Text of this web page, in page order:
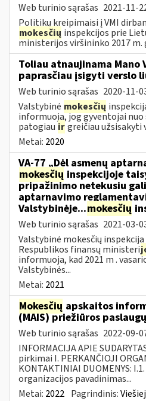
Web turinio sąrašas 2021-11-
Politikų kreipimaisi į VMI
mokesčių inspekcijos prie
ministerijos viršininko 2017 m.
Toliau atnaujinama Mano
paprasčiau įsigyti verslo
Web turinio sąrašas 2020-11-
Valstybinė mokesčių
informuoja, jog gyventojai
patogiau irgreičiau užsisakyti
Metai: 2020
VA-77 „Dėl asmenų
mokesčių inspekcijoje
pripažinimo netekusiu
aptarnavimo
Valstybinėje...mokesčių
Web turinio sąrašas 2021-03-
Valstybinė mokesčių
Respublikos finansų ministeri
informuoja, kad 2021 m .
Valstybinės...
Metai: 2021
Mokesčių apskaitos
(MAIS) priežiūros
Web turinio sąrašas 2022-09-
INFORMACIJA APIE
pirkimai I. PERKANČIOJI
KONTAKTINIAI DUOMENYS:
organizacijos pavadinimas...
Metai: 2022 Pagrindinis: